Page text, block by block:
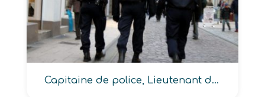
Capitaine de police, Lieutenant de police